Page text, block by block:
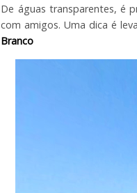
De águas transparentes, é
com amigos. Uma dica é
Branco